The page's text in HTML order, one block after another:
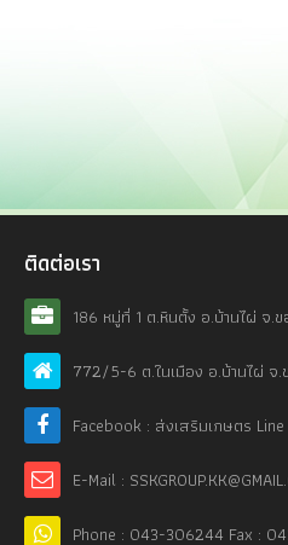
ติดต่อเรา
186 หมู่ที่ 1 ต.หินตั้ง อ.บ้านไผ่ จ.
772/5-6 ต.ในเมือง อ.บ้านไผ่ จ
Facebook : ส่งเสริมเกษตร
E-Mail :
Phone : 043-306244 Fax :